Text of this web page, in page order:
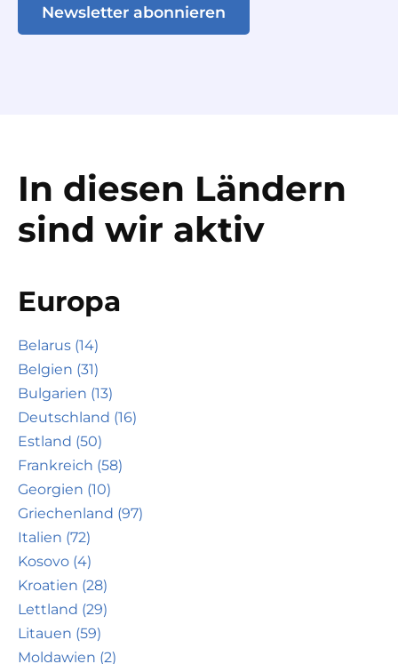
Newsletter abonnieren
In diesen Ländern
sind wir aktiv
Europa
Belarus (14)
Belgien (31)
Bulgarien (13)
Deutschland (16)
Estland (50)
Frankreich (58)
Georgien (10)
Griechenland (97)
Italien (72)
Kosovo (4)
Kroatien (28)
Lettland (29)
Litauen (59)
Moldawien (2)